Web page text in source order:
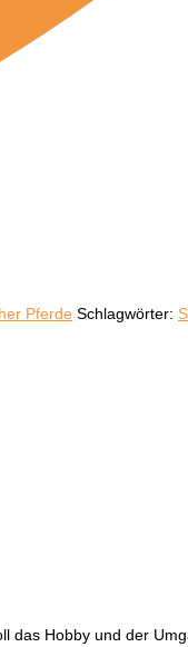
Pferde Schlagwörter:
Hobby und der